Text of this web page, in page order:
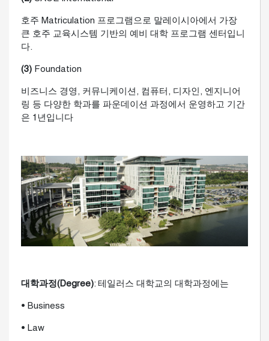
호주 Matriculation 프로그램으로 말레이시아에서 가장
큰 호주 교육시스템 기반의 예비 대학 프로그램 센터입니
다.
(3) Foundation
비즈니스 경영, 커뮤니케이션, 컴퓨터, 디자인, 엔지니어
링 등 다양한 학과를 파운데이션 과정에서 운영하고 기간
은 1년입니다
대학과정(Degree): 테일러스 대학교의 대학과정에는
• Business
• Law